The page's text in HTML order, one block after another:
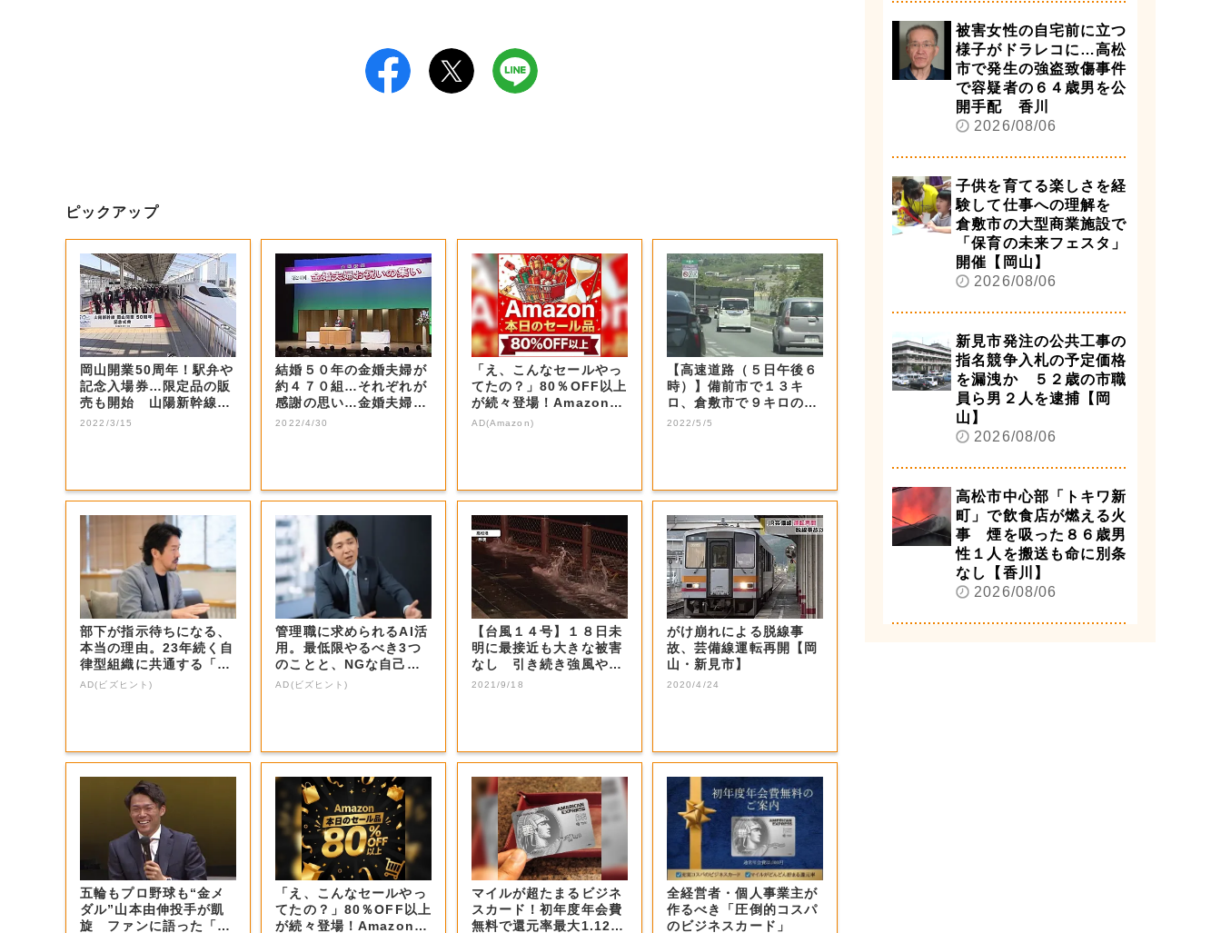
ピックアップ
岡山開業50周年！駅弁や
記念入場券…限定品の販
売も開始 山陽新幹線
【岡山】
2022/3/15
結婚５０年の金婚夫婦が
約４７０組…それぞれが
感謝の思い…金婚夫婦を
祝う式【岡山】
2022/4/30
「え、こんなセールやっ
てたの？」80％OFF以上
が続々登場！Amazonの
本気が...
AD(Amazon)
【高速道路（５日午後６
時）】備前市で１３キ
ロ、倉敷市で９キロの渋
滞 山陽自動車道...
2022/5/5
部下が指示待ちになる、
本当の理由。23年続く自
律型組織に共通する「3
つの要素」
AD(ビズヒント)
管理職に求められるAI活
用。最低限やるべき3つ
のことと、NGな自己認
識
AD(ビズヒント)
【台風１４号】１８日未
明に最接近も大きな被害
なし 引き続き強風や高
波・土砂災害に...
2021/9/18
がけ崩れによる脱線事
故、芸備線運転再開【岡
山・新見市】
2020/4/24
五輪もプロ野球も“金メ
ダル”山本由伸投手が凱
旋 ファンに語った「備
「え、こんなセールやっ
てたの？」80％OFF以上
が続々登場！Amazonの
マイルが超たまるビジネ
スカード！初年度年会費
無料で還元率最大1.12
全経営者・個人事業主が
作るべき「圧倒的コスパ
のビジネスカード」
被害女性の自宅前に立つ
様子がドラレコに…高松
市で発生の強盗致傷事件
で容疑者の６４歳男を公
開手配 香川
2026/08/06
子供を育てる楽しさを経
験して仕事への理解を
倉敷市の大型商業施設で
「保育の未来フェスタ」
開催【岡山】
2026/08/06
新見市発注の公共工事の
指名競争入札の予定価格
を漏洩か ５２歳の市職
員ら男２人を逮捕【岡
山】
2026/08/06
高松市中心部「トキワ新
町」で飲食店が燃える火
事 煙を吸った８６歳男
性１人を搬送も命に別条
なし【香川】
2026/08/06